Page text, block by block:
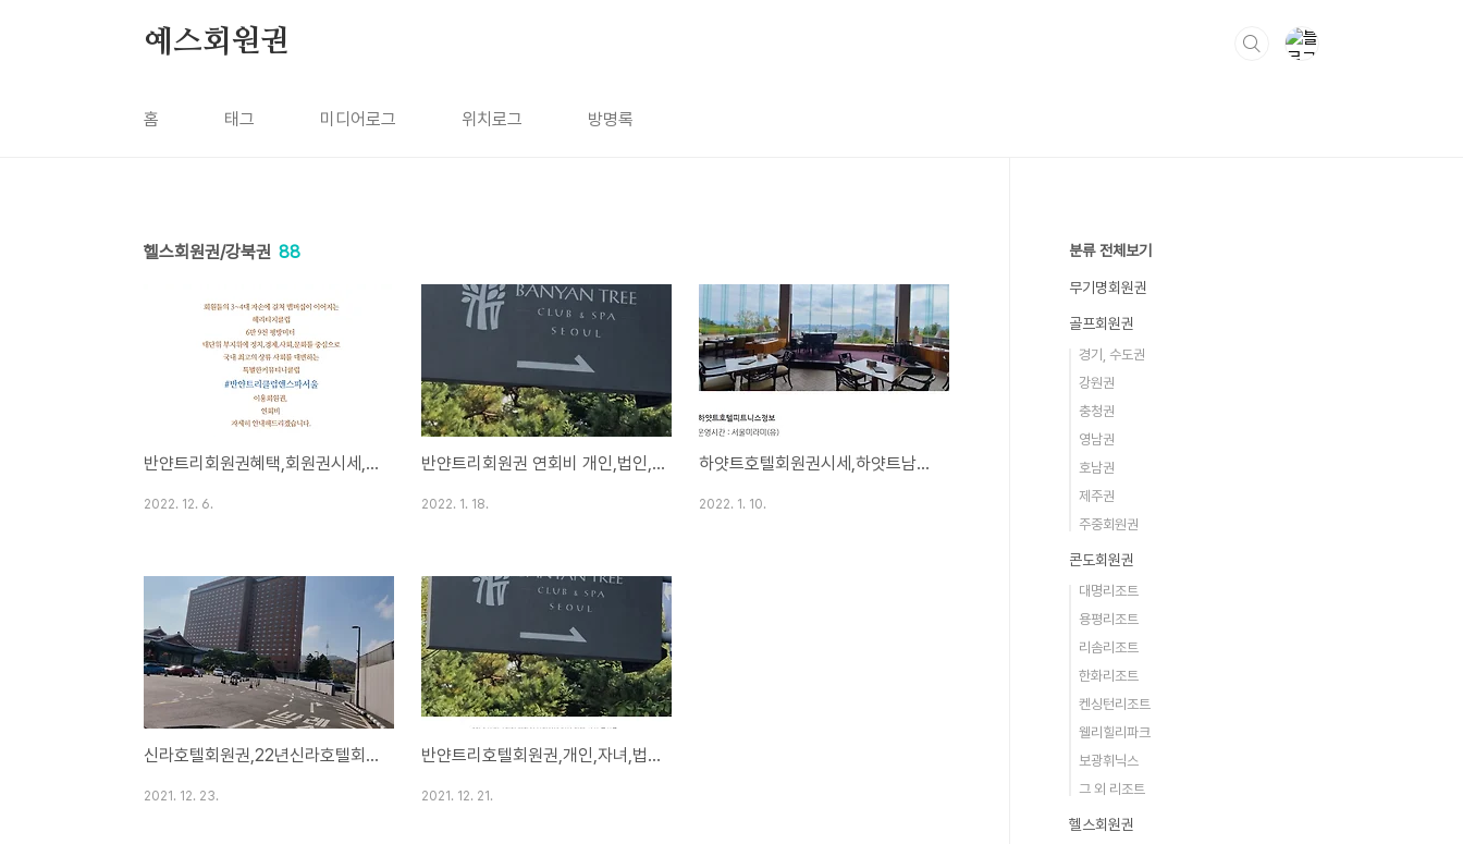
예스회원권
홈 태그 미디어로그 위치로그 방명록
헬스회원권/강북권 88
반얀트리회원권혜택,회원권시세,연회비 안내입니다.
2022. 12. 6.
반얀트리회원권 연회비 개인,법인,부부,자녀 입회방법!!
2022. 1. 18.
하얏트호텔회원권시세,하얏트남자,여자,자녀,부부,법인2인시세
2022. 1. 10.
신라호텔회원권,22년신라호텔회원권연회비,남자,여자,부부,법인시세!!
2021. 12. 23.
반얀트리호텔회원권,개인,자녀,법인,부부회원권 22년연회비!!
2021. 12. 21.
분류 전체보기
무기명회원권
골프회원권
경기, 수도권
강원권
충청권
영남권
호남권
제주권
주중회원권
콘도회원권
대명리조트
용평리조트
리솜리조트
한화리조트
켄싱턴리조트
웰리힐리파크
보광휘닉스
그 외 리조트
헬스회원권